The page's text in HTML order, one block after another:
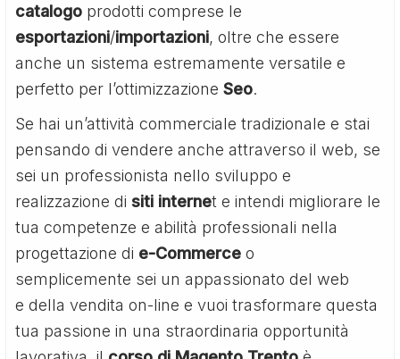
catalogo prodotti comprese le
esportazioni/importazioni, oltre che essere
anche un sistema estremamente versatile e
perfetto per l’ottimizzazioneSeo.
Se hai un’attività commerciale tradizionale e stai
pensando di vendere anche attraverso il web, se
sei un professionista nello sviluppo e
realizzazione disiti internet e intendi migliorare le
tua competenze e abilità professionali nella
progettazione di e-Commerce o
semplicemente sei un appassionato del web
e della vendita on-line e vuoi trasformare questa
tua passione in una straordinaria opportunità